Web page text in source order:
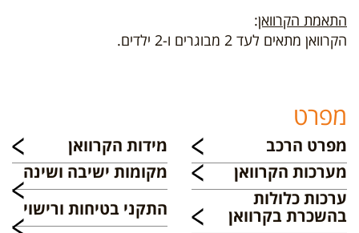
התאמת הקרוואן:
הקרוואן מתאים לעד 2 מבוגרים ו-2 ילדים.
מפרט
מפרט הרכב
מערכות הקרוואן
ערכות כלולות
בהשכרת בקרוואן
מידות הקרוואן
מקומות ישיבה ושינה
התקני בטיחות ורישוי